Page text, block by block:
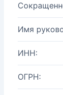
Имя
ИНН:
ОГРН: